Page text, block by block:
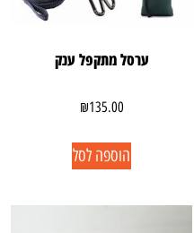
ערסל מתקפל ענק
₪135.00
הוספה לסל